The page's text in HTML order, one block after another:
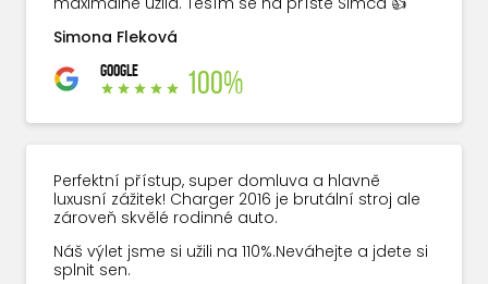
Simona Fleková
GOOGLE 100%
Perfektní přístup, super domluva a hlavně
luxusní zážitek! Charger 2016 je brutální stroj ale
zároveň skvělé rodinné auto.
Náš výlet jsme si užili na 110%.Neváhejte a jdete si
splnit sen.